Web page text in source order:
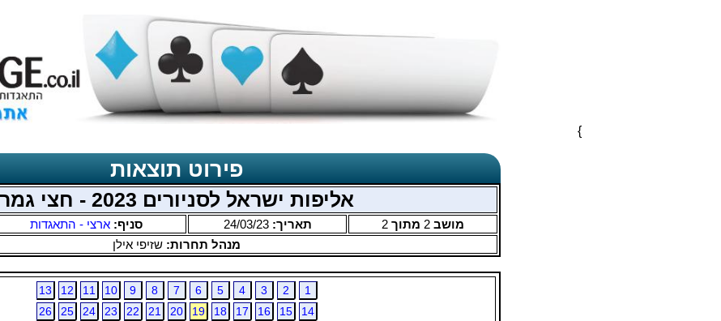
}
פירוט תוצאות
אליפות ישראל לסניורים 2023 - חצי גמר
מושב 2 מתוך 2 תאריך:24/03/23 סניף:ארצי - התאגדות
מנהל תחרות: שזיפי אילן
1
2
3
4
5
6
7
8
9
10
11
12
13
14
15
16
17
18
19
20
21
22
23
24
25
26